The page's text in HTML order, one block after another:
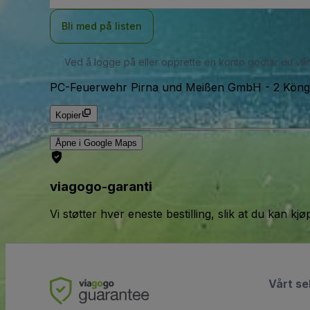
Bli med på listen
Ved å logge på eller opprette en konto godtar du vår
PC-Feuerwehr Pirna und Meißen GmbH - 2
Kopier
Åpne i Google Maps
viagogo-garanti
Vi støtter hver eneste bestilling, slik at du kan
Vårt